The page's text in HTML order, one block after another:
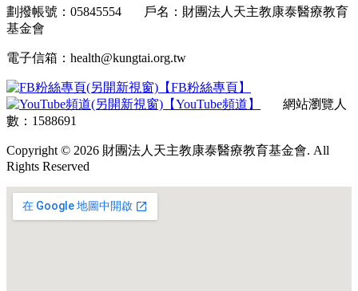
劃撥帳號：05845554 戶名：財團法人天主教康泰醫療教育
基金會
電子信箱：health@kungtai.org.tw
【FB粉絲專頁】
【YouTube頻道】
網站瀏覽人
數：1588691
Copyright © 2026 財團法人天主教康泰醫療教育基金會. All
Rights Reserved